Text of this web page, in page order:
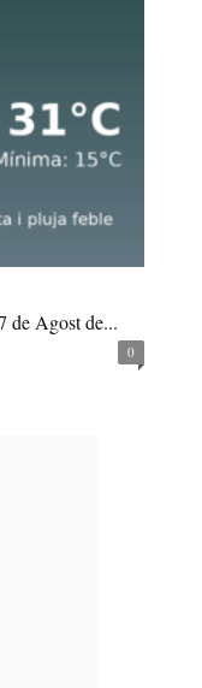
de Agost de...
0